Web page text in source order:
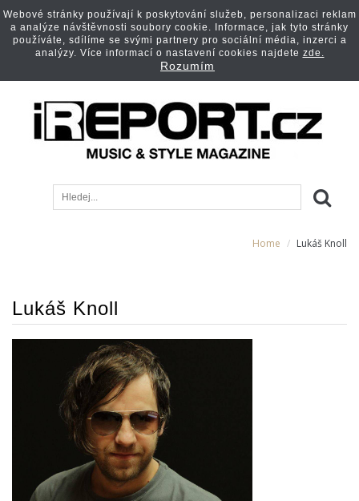
Home Lukáš Knoll
Lukáš Knoll
Webové stránky používají k poskytování služeb, personalizaci reklam
a analýze návštěvnosti soubory cookie. Informace, jak tyto stránky
používáte, sdílíme se svými partnery pro sociální média, inzerci a
analýzy. Více informací o nastavení cookies najdete zde.
Rozumím